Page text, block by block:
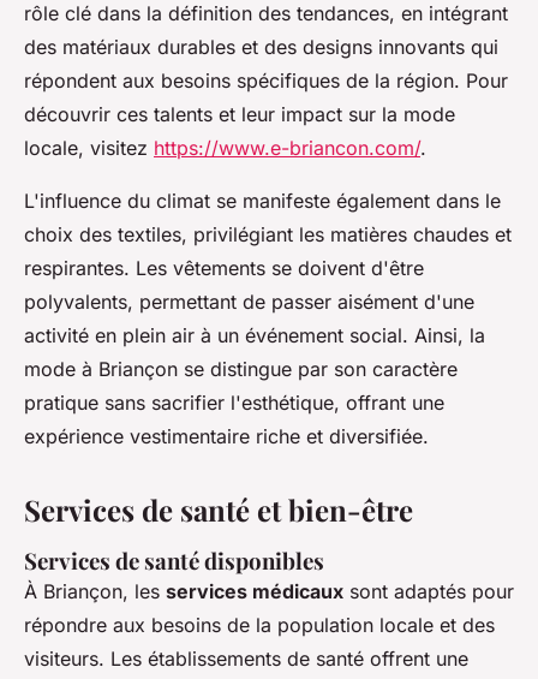
rôle clé dans la définition des tendances, en intégrant
des matériaux durables et des designs innovants qui
répondent aux besoins spécifiques de la région. Pour
découvrir ces talents et leur impact sur la mode
locale, visitez https://www.e-briancon.com/.
L'influence du climat se manifeste également dans le
choix des textiles, privilégiant les matières chaudes et
respirantes. Les vêtements se doivent d'être
polyvalents, permettant de passer aisément d'une
activité en plein air à un événement social. Ainsi, la
mode à Briançon se distingue par son caractère
pratique sans sacrifier l'esthétique, offrant une
expérience vestimentaire riche et diversifiée.
Services de santé et bien-être
Services de santé disponibles
À Briançon, les services médicaux sont adaptés pour
répondre aux besoins de la population locale et des
visiteurs. Les établissements de santé offrent une